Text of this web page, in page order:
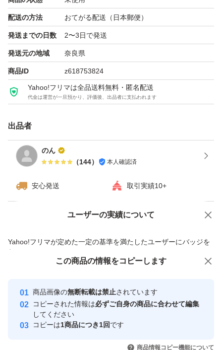
配送の方法 おてがる配送（日本郵便）
発送までの日数 2〜3日で発送
発送元の地域 奈良県
商品ID z618753824
Yahoo!フリマは全品送料無料・匿名配送
代金は運営が一旦預かり、評価後、出品者に支払われます
出品者
のん
（144） 本人確認済
安心発送 取引実績10+
ユーザーの実績について
Yahoo!フリマが定めた一定の基準を満たしたユーザーにバッジを
付与しています
安心取引出品者
心・安全なユーザーです
取引実績
引を完了させた実績があります
価格の相談 商品への質問
この商品の情報をコピーします
商品画像の無断転載は禁止されています
コピーされた情報は必ずご自身の商品に合わせて編集
してください
コピーは1商品につき1回です
商品情報コピー機能について
この商品をみている人にオススメ